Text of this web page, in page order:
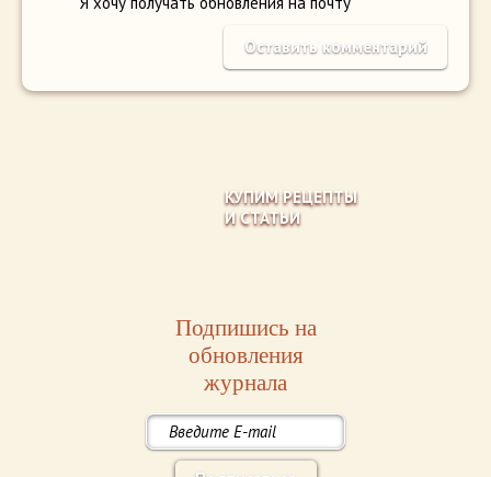
КУПИМ РЕЦЕПТЫ
И СТАТЬИ
Подпишись на
обновления
журнала